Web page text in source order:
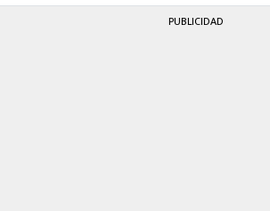
MEXICANOS EN EL EXTRANJERO
PUBLICIDAD